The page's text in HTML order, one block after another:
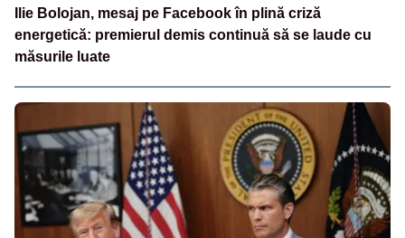
Ilie Bolojan, mesaj pe Facebook în plină criză
energetică: premierul demis continuă să se laude cu
măsurile luate